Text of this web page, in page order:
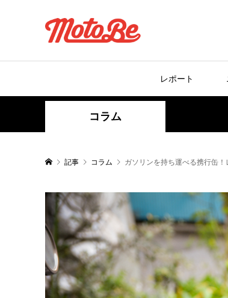
レポート
コラム
記事 コラム ガソリンを持ち運べる携行缶